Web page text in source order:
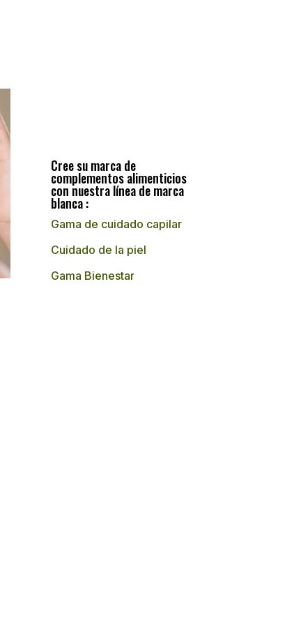
Cree su marca de
complementos alimenticios
con nuestra línea de marca
blanca :
Gama de cuidado capilar
Cuidado de la piel
Gama Bienestar